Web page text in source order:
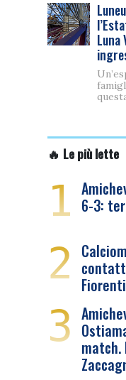
Luna
🔥 Le più lette
1 6-3:
2
3 match.